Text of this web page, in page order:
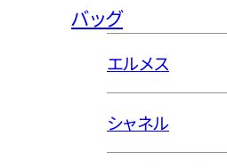
バッグ
エルメス
シャネル